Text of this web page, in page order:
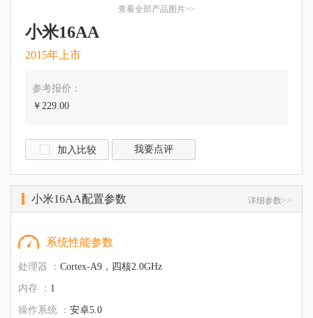
查看全部产品图片>>
小米16AA
2015年上市
参考报价：
￥229.00
加入比较 我要点评
小米16AA配置参数 详细参数>>
系统性能参数
处理器 ： Cortex-A9，四核2.0GHz
内存 ： 1
操作系统 ： 安卓5.0